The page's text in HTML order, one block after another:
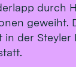
durch
geweiht.
in der Steyler